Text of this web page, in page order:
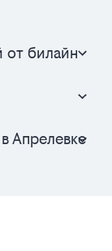
от билайн
Апрелевке